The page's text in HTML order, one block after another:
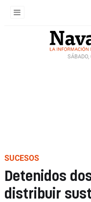
SUCESOS
Detenidos
distribuir